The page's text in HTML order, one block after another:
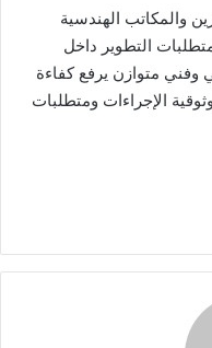
والمكاتب الهندسية
التطوير داخل
وفني متوازن يرفع كفاءة
الإجراءات ومتطلبات